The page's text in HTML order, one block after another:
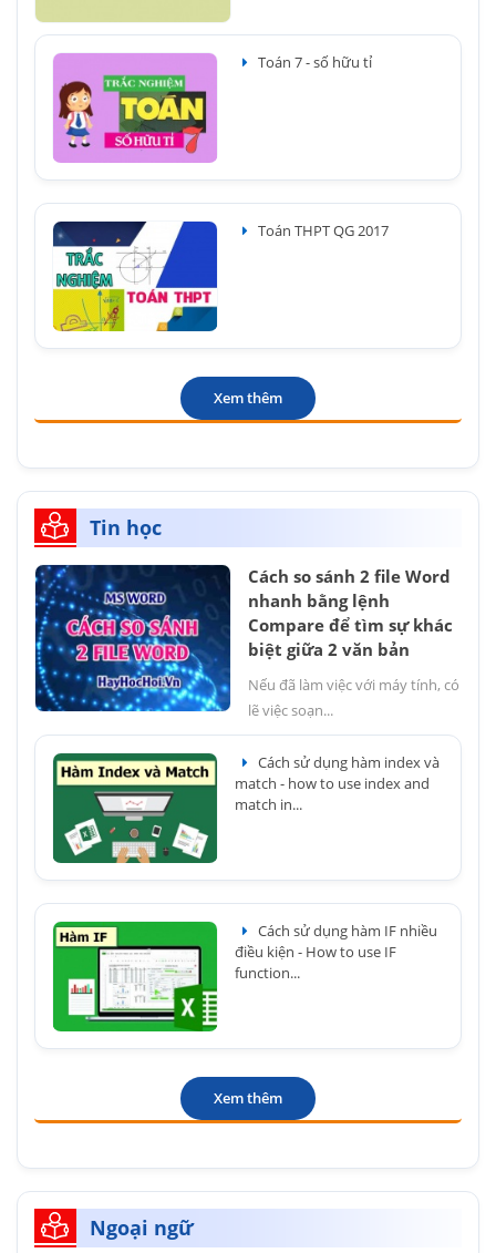
Toán 7 - số hữu tỉ
Toán THPT QG 2017
Xem thêm
Tin học
Cách so sánh 2 file Word
nhanh bằng lệnh
Compare để tìm sự khác
biệt giữa 2 văn bản
Nếu đã làm việc với máy tính, có
lẽ việc soạn...
Cách sử dụng hàm index và
match - how to use index and
match in...
Cách sử dụng hàm IF nhiều
điều kiện - How to use IF
function...
Xem thêm
Ngoại ngữ